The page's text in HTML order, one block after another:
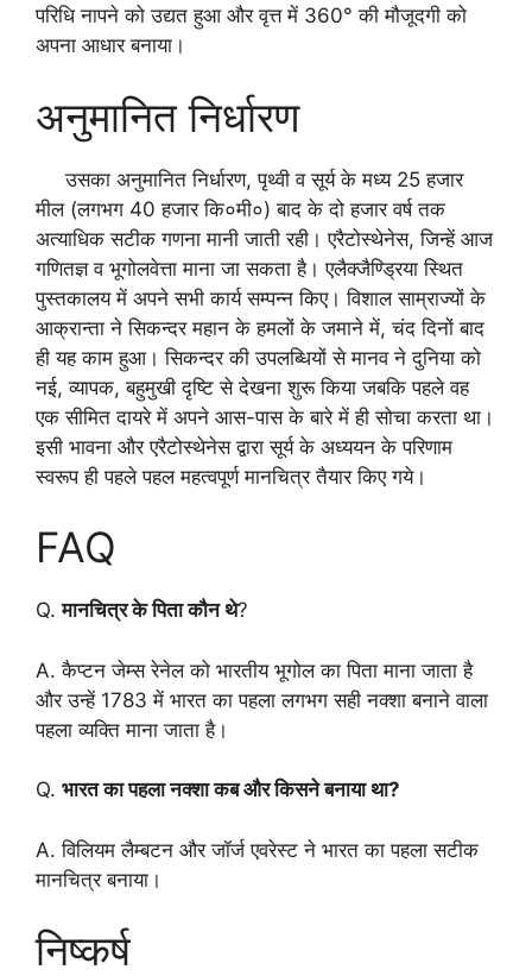
परिधि नापने को उद्यत हुआ और वृत्त में 360° की मौजूदगी को
अपना आधार बनाया।
अनुमानित निर्धारण
उसका अनुमानित निर्धारण, पृथ्वी व सूर्य के मध्य 25 हजार
मील (लगभग 40 हजार कि०मी०) बाद के दो हजार वर्ष तक
अत्याधिक सटीक गणना मानी जाती रही। एरैटोस्थेनेस, जिन्हें आज
गणितज्ञ व भूगोलवेत्ता माना जा सकता है। एलैक्जैण्ड्रिया स्थित
पुस्तकालय में अपने सभी कार्य सम्पन्न किए। विशाल साम्राज्यों के
आक्रान्ता ने सिकन्दर महान के हमलों के जमाने में, चंद दिनों बाद
ही यह काम हुआ। सिकन्दर की उपलब्धियों से मानव ने दुनिया को
नई, व्यापक, बहुमुखी दृष्टि से देखना शुरू किया जबकि पहले वह
एक सीमित दायरे में अपने आस-पास के बारे में ही सोचा करता था।
इसी भावना और एरैटोस्थेनेस द्वारा सूर्य के अध्ययन के परिणाम
स्वरूप ही पहले पहल महत्वपूर्ण मानचित्र तैयार किए गये।
FAQ
Q.मानचित्र के पिता कौन थे?
A. कैप्टन जेम्स रेनेल को भारतीय भूगोल का पिता माना जाता है
और उन्हें 1783 में भारत का पहला लगभग सही नक्शा बनाने वाला
पहला व्यक्ति माना जाता है।
Q. भारत का पहला नक्शा कब और किसने बनाया था?
A. विलियम लैम्बटन और जॉर्ज एवरेस्ट ने भारत का पहला सटीक
मानचित्र बनाया।
निष्कर्ष